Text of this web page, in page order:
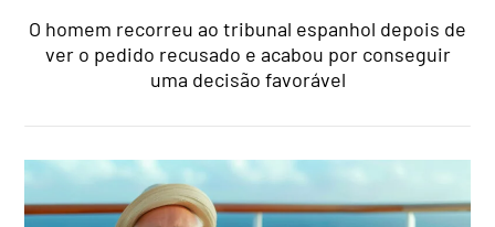
O homem recorreu ao tribunal espanhol depois de
ver o pedido recusado e acabou por conseguir
uma decisão favorável